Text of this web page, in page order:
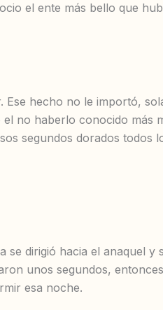
el ente más bello que
hecho no le importó,
no haberlo conocido
segundos dorados todos
se dirigió hacia el anaquel
unos segundos,
esa noche.